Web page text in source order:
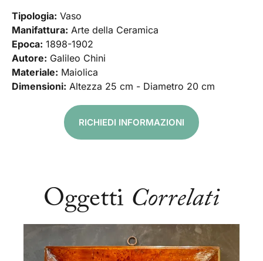
Tipologia: Vaso
Manifattura: Arte della Ceramica
Epoca: 1898-1902
Autore: Galileo Chini
Materiale: Maiolica
Dimensioni: Altezza 25 cm - Diametro 20 cm
RICHIEDI INFORMAZIONI
Oggetti Correlati